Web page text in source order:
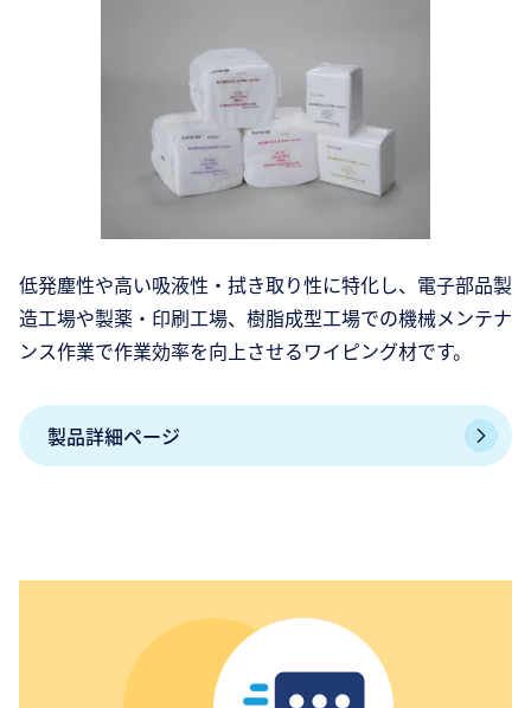
低発塵性や高い吸液性・拭き取り性に特化し、電子部品製
造工場や製薬・印刷工場、樹脂成型工場での機械メンテナ
ンス作業で作業効率を向上させるワイピング材です。
製品詳細ページ